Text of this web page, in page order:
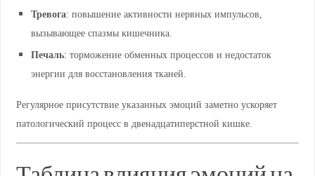
Тревога: повышение активности нервных импульсов,
вызывающее спазмы кишечника.
Печаль: торможение обменных процессов и недостаток
энергии для восстановления тканей.
Регулярное присутствие указанных эмоций заметно ускоряет
патологический процесс в двенадцатиперстной кишке.